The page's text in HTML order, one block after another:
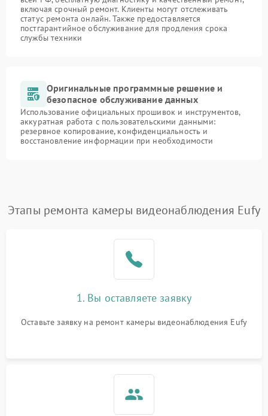
включая срочный ремонт. Клиенты могут отслеживать
статус ремонта онлайн. Также предоставляется
постгарантийное обслуживание для продления срока
службы техники
Оригинальные программные решение и
безопасное обслуживание данных
Использование официальных прошивок и инструментов,
аккуратная работа с пользовательскими данными:
резервное копирование, конфиденциальность и
восстановление информации при необходимости
Этапы ремонта камеры видеонаблюдения Eufy
1. Вы оставляете заявку
Оставьте заявку на ремонт камеры видеонаблюдения Eufy